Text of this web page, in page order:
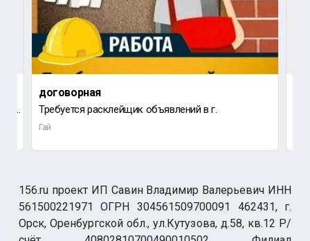
Требуется шаурмист на полный рабочий день с 10:00 до 22:00,а так же в ночь с 22:00 до 03:00
договорная
Требуется расклейщик объявлений в г.
Гай
156.ru проект ИП Савин Владимир Валерьевич ИНН
561500221971 ОГРН 304561509700091 462431, г.
Орск, Оренбургской обл., ул.Кутузова, д.58, кв.12 Р/